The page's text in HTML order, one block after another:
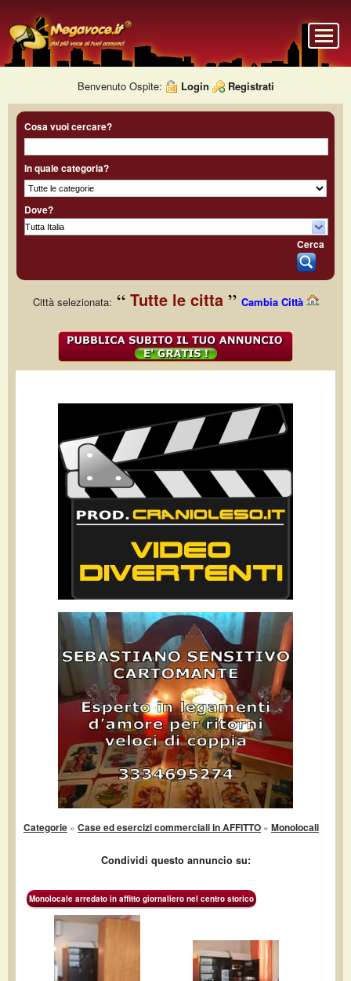
Benvenuto Ospite: Login Registrati
Cosa vuoi cercare?
In quale categoria?
Dove?
Cerca
Città selezionata: Tutte le citta Cambia Città
Categorie » Case ed esercizi commerciali in AFFITTO » Monolocali
Condividi questo annuncio su:
Monolocale arredato in affitto giornaliero nel centro storico